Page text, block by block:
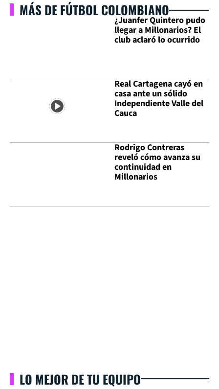
MÁS DE FÚTBOL COLOMBIANO
¿Juanfer Quintero pudo
llegar a Millonarios? El
club aclaró lo ocurrido
Real Cartagena cayó en
casa ante un sólido
Independiente Valle del
Cauca
Rodrigo Contreras
reveló cómo avanza su
continuidad en
Millonarios
LO MEJOR DE TU EQUIPO